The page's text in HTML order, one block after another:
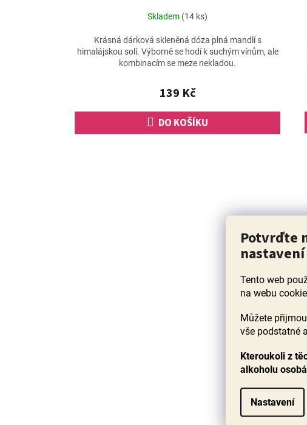
Potvrďte
Tento web
na webu
Můžete
vše podstatné
Kteroukoli z
alkoholu
Nastavení
Skladem (14 ks)
139 Kč
DO KOŠÍKU
Krásná dárková skleněná dóza plná mandlí s
himalájskou solí. Výborně se hodí k suchým vínům, ale
kombinacím se meze nekladou.